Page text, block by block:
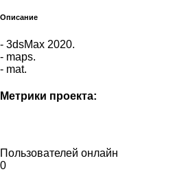
Описание
- 3dsMax 2020.
- maps.
- mat.
Метрики проекта:
Пользователей онлайн
0